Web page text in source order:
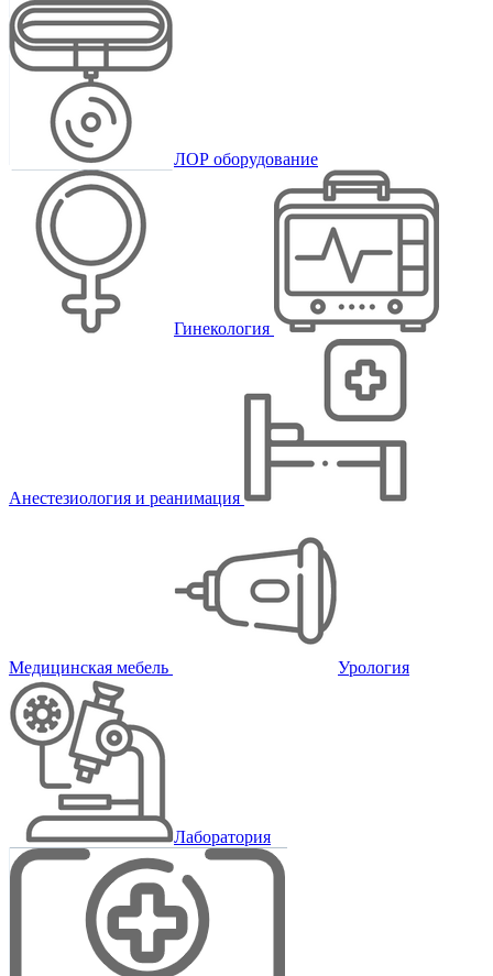
ЛОР оборудование
Гинекология
Анестезиология и реанимация
Медицинская мебель Урология
Лаборатория